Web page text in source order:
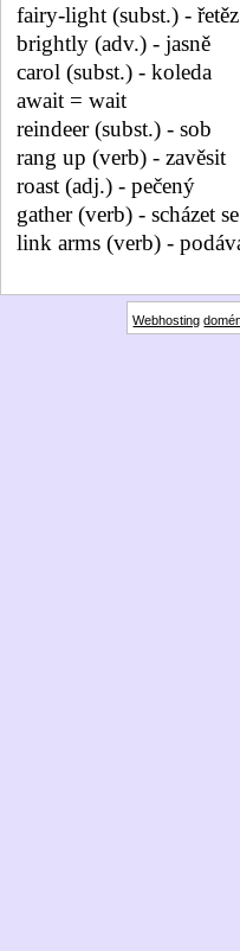
fairy-light (subst.) -
brightly (adv.) - jasně
carol (subst.) - koleda
await = wait
reindeer (subst.) - sob
rang up (verb) - zavěsit
roast (adj.) - pečený
gather (verb) - scházet se
link arms (verb) -
Webhosting